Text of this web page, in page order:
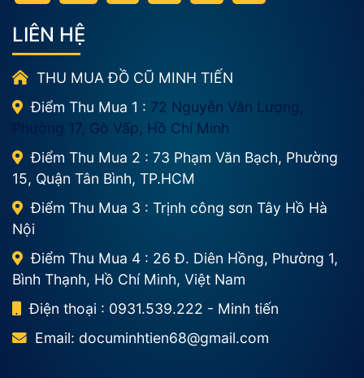
LIÊN HỆ
THU MUA ĐỒ CŨ MINH TIẾN
Điểm Thu Mua 1 : 72 Nguyễn Văn Lượng,
Phường 17, Gò Vấp, Hồ Chí Minh
Điểm Thu Mua 2 : 73 Phạm Văn Bạch, Phường
15, Quận Tân Bình, TP.HCM
Điểm Thu Mua 3 : Trịnh công sơn Tây Hồ Hà
Nội
Điểm Thu Mua 4 : 26 Đ. Diên Hồng, Phường 1,
Bình Thạnh, Hồ Chí Minh, Việt Nam
Điện thoại : 0931.539.222 - Minh tiến
Email: documinhtien68@gmail.com